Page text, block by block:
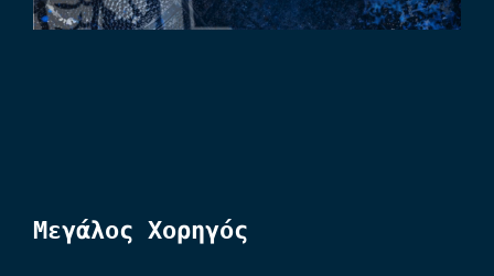
Μεγάλος Χορηγός